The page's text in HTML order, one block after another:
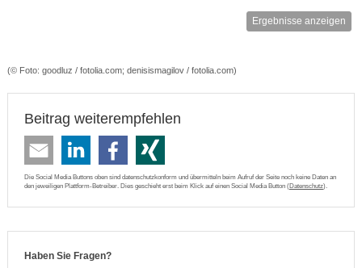
Ergebnisse anzeigen
(© Foto: goodluz / fotolia.com; denisismagilov / fotolia.com)
Beitrag weiterempfehlen
Die Social Media Buttons oben sind datenschutzkonform und übermitteln beim Aufruf der Seite noch keine Daten an
den jeweiligen Plattform-Betreiber. Dies geschieht erst beim Klick auf einen Social Media Button (Datenschutz).
Haben Sie Fragen?